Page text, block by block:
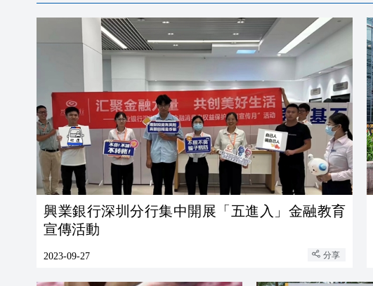
興業銀行深圳分行集中開展「五進入」金融教育
宣傳活動
2023-09-27 分享